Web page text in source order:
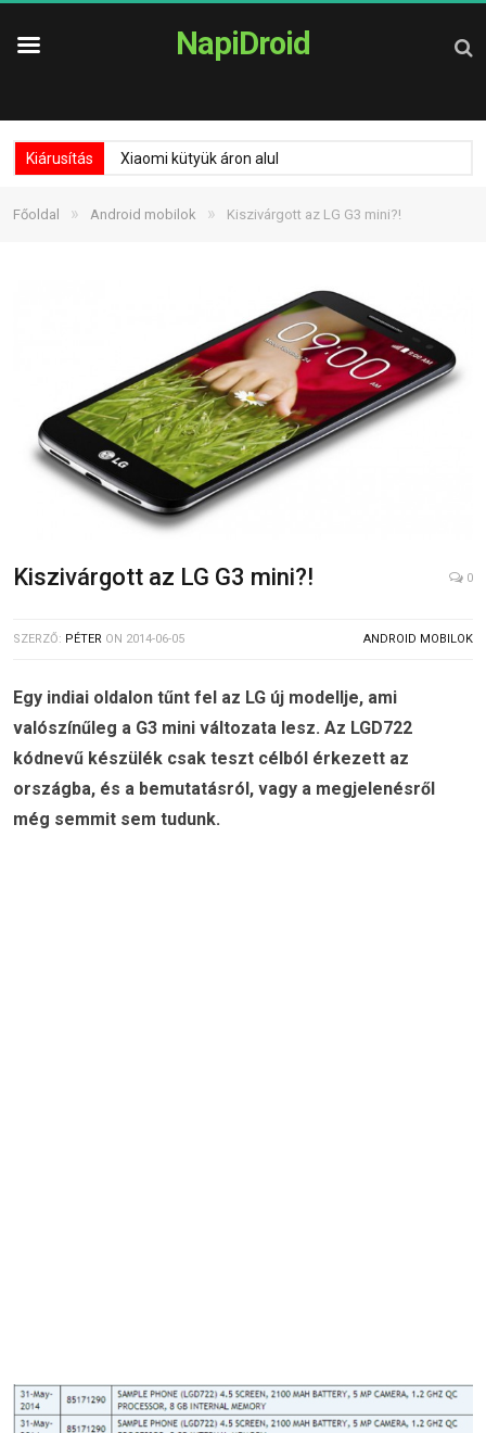
NapiDroid
Kiárusítás Xiaomi kütyük áron alul
Főoldal » Android mobilok » Kiszivárgott az LG G3 mini?!
Kiszivárgott az LG G3 mini?! 0
SZERZŐ: PÉTER ON 2014-06-05 ANDROID MOBILOK
Egy indiai oldalon tűnt fel az LG új modellje, ami
valószínűleg a G3 mini változata lesz. Az LGD722
kódnevű készülék csak teszt célból érkezett az
országba, és a bemutatásról, vagy a megjelenésről
még semmit sem tudunk.